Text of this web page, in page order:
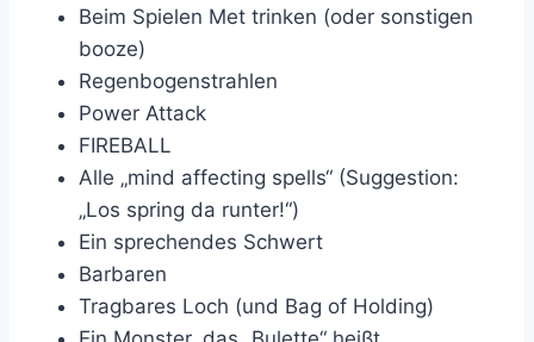
Beim Spielen Met trinken (oder sonstigen
booze)
Regenbogenstrahlen
Power Attack
FIREBALL
Alle „mind affecting spells“ (Suggestion:
„Los spring da runter!“)
Ein sprechendes Schwert
Barbaren
Tragbares Loch (und Bag of Holding)